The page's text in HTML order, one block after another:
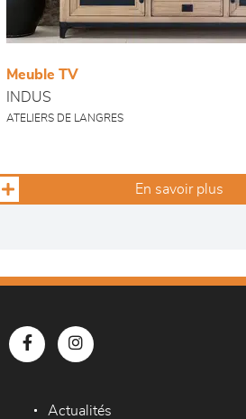
Meuble TV
INDUS
ATELIERS DE LANGRES
En savoir plus
Actualités